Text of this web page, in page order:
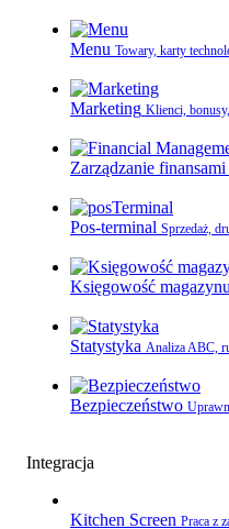
Menu Towary, karty
Marketing Klienci,
Zarządzanie finansami
Pos-terminal Sprzedaż,
Księgowość magazynu
Statystyka Analiza ABC,
Bezpieczeństwo
Integracja
Kitchen Screen Praca z